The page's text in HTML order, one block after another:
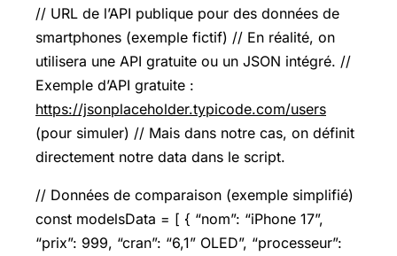
// URL de l’API publique pour des données de
smartphones (exemple fictif) // En réalité, on
utilisera une API gratuite ou un JSON intégré. //
Exemple d’API gratuite :
https://jsonplaceholder.typicode.com/users
(pour simuler) // Mais dans notre cas, on définit
directement notre data dans le script.
// Données de comparaison (exemple simplifié)
const modelsData = [ { “nom”: “iPhone 17”,
“prix”: 999, “cran”: “6,1” OLED”, “processeur”: